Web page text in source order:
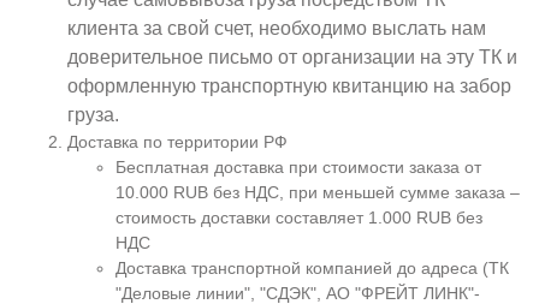
клиента за свой счет, необходимо выслать нам
доверительное письмо от организации на эту ТК и
оформленную транспортную квитанцию на забор
груза.
Доставка по территории РФ
Бесплатная доставка при стоимости заказа от
10.000 RUB без НДС, при меньшей сумме заказа –
стоимость доставки составляет 1.000 RUB без
НДС
Доставка транспортной компанией до адреса (ТК
"Деловые линии", "СДЭК", АО "ФРЕЙТ ЛИНК"-